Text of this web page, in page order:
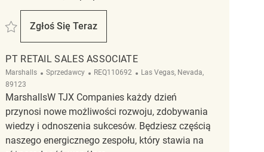
Zapisać Retail Sales Associate REQ133277
Zgłoś Się Teraz
Retail Sales Associate
PT RETAIL SALES ASSOCIATE
Marshalls Kategoria
Sprzedawcy ReqId
REQ110692 Lokalizacja
Las Vegas, Nevada,
89123
MarshallsW TJX Companies każdy dzień
przynosi nowe możliwości rozwoju, zdobywania
wiedzy i odnoszenia sukcesów. Będziesz częścią
naszego energicznego zespołu, który stawia na